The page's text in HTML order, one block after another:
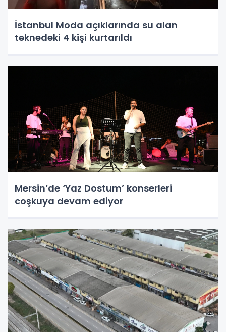
İstanbul Moda açıklarında su alan
teknedeki 4 kişi kurtarıldı
Mersin’de ‘Yaz Dostum’ konserleri
coşkuya devam ediyor